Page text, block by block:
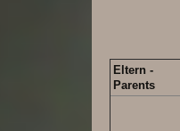
Eltern -
Parents